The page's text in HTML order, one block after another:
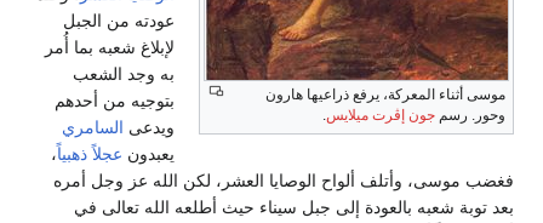
موسى أثناء المعركة، يرفع ذراعيها هارون
وحور. رسم جون إڤرت ميلايس
عودته من الجبل
لإبلاغ شعبه بما أُمر
به وجد الشعب
بتوجيه من أحدهم
ويدعى السامري
يعبدون عجلاً ذهبياً،
فغضب موسى، وأتلف ألواح الوصايا العشر، لكن الله عز وجل أمره
بعد توبة شعبه بالعودة إلى جبل سيناء حيث أطلعه الله تعالى في